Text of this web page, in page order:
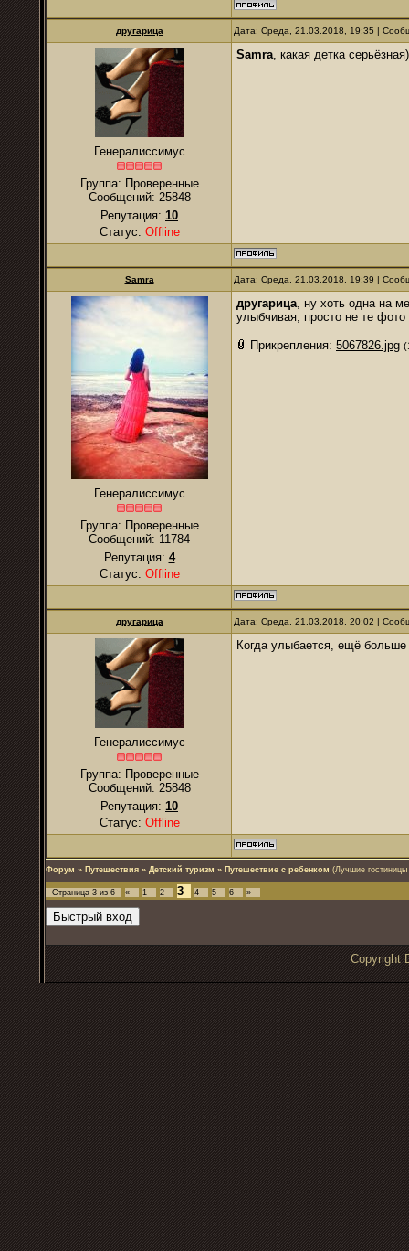
другарица Дата: Среда, 21.03.2018, 19:35 |
Генералиссимус
Группа: Проверенные
Сообщений: 25848
Репутация: 10
Статус: Offline
Samra, какая детка
Samra Дата: Среда, 21.03.2018, 19:39 |
Генералиссимус
Группа: Проверенные
Сообщений: 11784
Репутация: 4
Статус: Offline
другарица, ну хоть одна на
улыбчивая, просто не те фото
Прикрепления: 5067826.jpg
другарица Дата: Среда, 21.03.2018, 20:02 |
Генералиссимус
Группа: Проверенные
Сообщений: 25848
Репутация: 10
Статус: Offline
Когда улыбается, ещё больше
Форум » Путешествия » Детский туризм » Путешествие с ребенком (Лучшие
Страница 3 из 6 « 1 2 3 4 5 6 »
Copyright